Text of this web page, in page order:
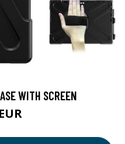
WITH SCREEN